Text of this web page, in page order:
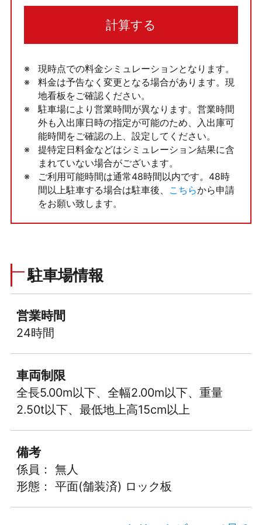
計算する
現時点での料金シミュレーションとなります。
料金は予告なく変更となる場合があります。現
地看板をご確認ください。
駐車場により営業時間が異なります。営業時間
外も入出庫日時の指定が可能のため、入出庫可
能時間をご確認の上、設定してください。
提特定日料金などはシミュレーション結果に含
まれていない場合がございます。
ご利用可能時間は通常48時間以内です。48時
間以上駐車する場合は駐車後、
こちらから申請
をお願い致します。
駐車場情報
営業時間
24時間
車両制限
全長5.00m以下、全幅2.00m以下、重量
2.50t以下、最低地上高15cm以上
備考
係員： 無人
形態： 平面(舗装済) ロック板